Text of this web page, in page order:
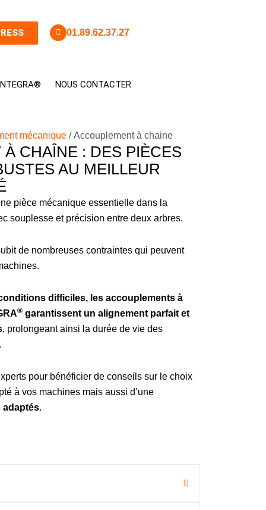
01.89.62.37.27
NOUS CONTACTER
mécanique / Accouplement à chaine
CHAÎNE : DES PIÈCES
AU MEILLEUR
pièce mécanique essentielle dans la
souplesse et précision entre deux arbres.
de nombreuses contraintes qui peuvent
difficiles, les accouplements à
® garantissent un alignement parfait et
, prolongeant ainsi la durée de vie des
pour bénéficier de conseils sur le choix
à vos machines mais aussi d’une
adaptés.